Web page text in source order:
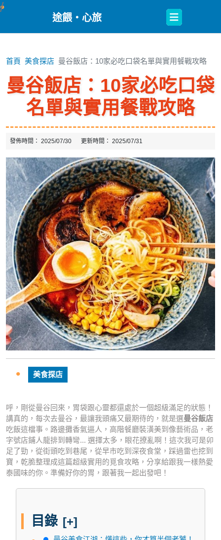
途餵・心旅
Open
Button
首頁 美食探店 曼谷飯店：10家必吃口袋名單與實用餐戰攻略
曼谷飯店：10家必吃口袋
名單與實用餐戰攻略
發佈時間： 2025/07/30 更新時間： 2025/07/31
美食探店
呼，剛從曼谷回來，胃袋跟心靈都還處於一個超級滿足的狀態！
講真的，每次去曼谷，最讓我頭痛又最期待的，就是選曼谷飯店
吃飯這檔事。路邊攤香氣逼人，高階餐廳裝潢美到像藝術品，老
字號店鋪人龍排到轉彎... 選擇太多，眼花撩亂啊！這次我可是卯
足了勁，從街頭吃到巷尾，從早市吃到深夜食堂，踩過雷也挖到
寶，乾脆整理成這篇超級實用的覓食攻略，分享給跟我一樣熱愛
泰國味的你。準備好你的胃，跟著我一起出發吧！
目錄 [+]